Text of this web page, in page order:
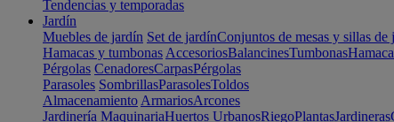
Tendencias y temporadas
Jardín
Muebles de jardín Set de jardínConjuntos de mesas y sillas de
Hamacas y tumbonas AccesoriosBalancinesTumbonas
Pérgolas CenadoresCarpasPérgolas
Parasoles SombrillasParasolesToldos
Almacenamiento ArmariosArcones
Jardinería MaquinariaHuertos UrbanosRiegoPlantasJardineras